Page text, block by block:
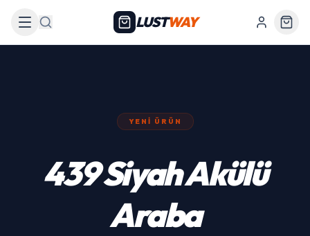
Arama LUSTWAY
YENI ÜRÜN
439 Siyah Akülü
Araba